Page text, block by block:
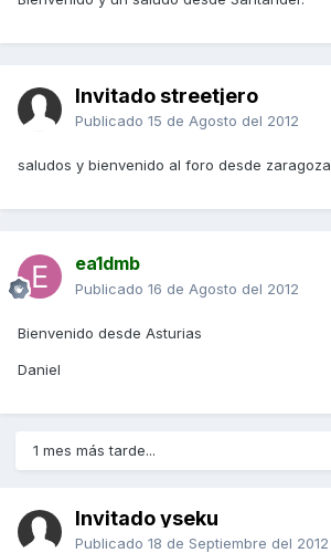
Invitado streetjero
Publicado 15 de Agosto del 2012
saludos y bienvenido al foro desde zaragoza
ea1dmb
Publicado 16 de Agosto del 2012
Bienvenido desde Asturias
Daniel
1 mes más tarde...
Invitado yseku
Publicado 18 de Septiembre del 2012